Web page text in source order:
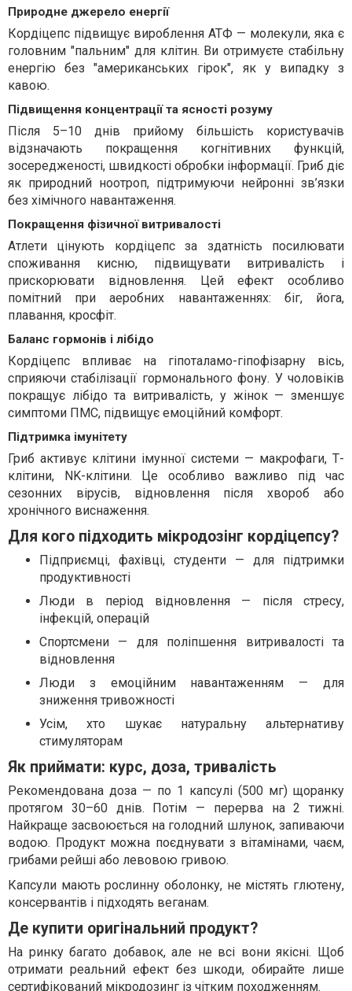
Природне джерело енергії
Кордіцепс підвищує вироблення АТФ — молекули, яка є
головним "пальним" для клітин. Ви отримуєте стабільну
енергію без "американських гірок", як у випадку з
кавою.
Підвищення концентрації та ясності розуму
Після 5–10 днів прийому більшість користувачів
відзначають покращення когнітивних функцій,
зосередженості, швидкості обробки інформації. Гриб діє
як природний ноотроп, підтримуючи нейронні зв’язки
без хімічного навантаження.
Покращення фізичної витривалості
Атлети цінують кордіцепс за здатність посилювати
споживання кисню, підвищувати витривалість і
прискорювати відновлення. Цей ефект особливо
помітний при аеробних навантаженнях: біг, йога,
плавання, кросфіт.
Баланс гормонів і лібідо
Кордіцепс впливає на гіпоталамо-гіпофізарну вісь,
сприяючи стабілізації гормонального фону. У чоловіків
покращує лібідо та витривалість, у жінок — зменшує
симптоми ПМС, підвищує емоційний комфорт.
Підтримка імунітету
Гриб активує клітини імунної системи — макрофаги, Т-
клітини, NK-клітини. Це особливо важливо під час
сезонних вірусів, відновлення після хвороб або
хронічного виснаження.
Для кого підходить мікродозінг кордіцепсу?
Підприємці, фахівці, студенти — для підтримки
продуктивності
Люди в період відновлення — після стресу,
інфекцій, операцій
Спортсмени — для поліпшення витривалості та
відновлення
Люди з емоційним навантаженням — для
зниження тривожності
Усім, хто шукає натуральну альтернативу
стимуляторам
Як приймати: курс, доза, тривалість
Рекомендована доза — по 1 капсулі (500 мг) щоранку
протягом 30–60 днів. Потім — перерва на 2 тижні.
Найкраще засвоюється на голодний шлунок, запиваючи
водою. Продукт можна поєднувати з вітамінами, чаєм,
грибами рейші або левовою гривою.
Капсули мають рослинну оболонку, не містять глютену,
консервантів і підходять веганам.
Де купити оригінальний продукт?
На ринку багато добавок, але не всі вони якісні. Щоб
отримати реальний ефект без шкоди, обирайте лише
сертифікований мікродозинг із чітким походженням.